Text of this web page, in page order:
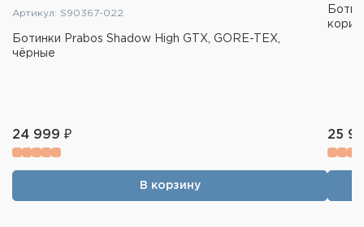
Артикул: S90367-022
Ботинки Prabos Shadow High GTX, GORE-TEX,
чёрные
24 999 ₽
В корзину
25